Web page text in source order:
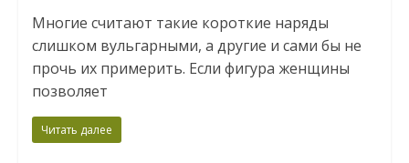
Многие считают такие короткие наряды
слишком вульгарными, а другие и сами бы не
прочь их примерить. Если фигура женщины
позволяет
Читать далее